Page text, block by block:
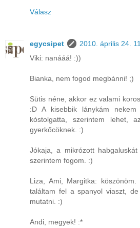
Válasz
egycsipet
2010. április 24.
Viki: nanááá! :))
Bianka, nem fogod megbánni! ;)
Sütis néne, akkor ez valami
:D A kisebbik lánykám
kóstolgatta, szerintem lehet,
gyerkőcöknek. :)
Jókaja, a mikrózott
szerintem fogom. :)
Liza, Ami, Margitka:
találtam fel a spanyol viaszt,
mutatni. :)
Andi, megyek! :*